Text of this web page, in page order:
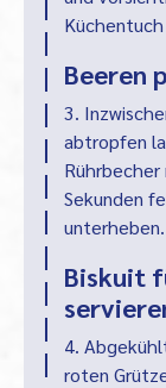
Beeren
3.
abtropfen
Sekunden
unterheben.
Biskuit
4.
roten